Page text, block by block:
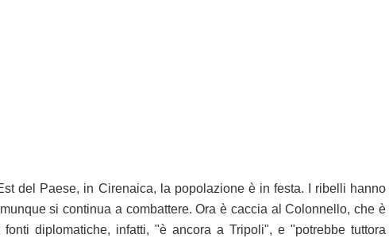
del Paese, in Cirenaica, la popolazione è in festa. I ribelli hanno
si continua a combattere. Ora è caccia al Colonnello, che è
diplomatiche, infatti, "è ancora a Tripoli", e "potrebbe tuttora